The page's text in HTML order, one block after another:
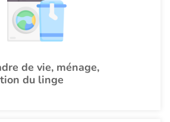
de vie, ménage,
du linge